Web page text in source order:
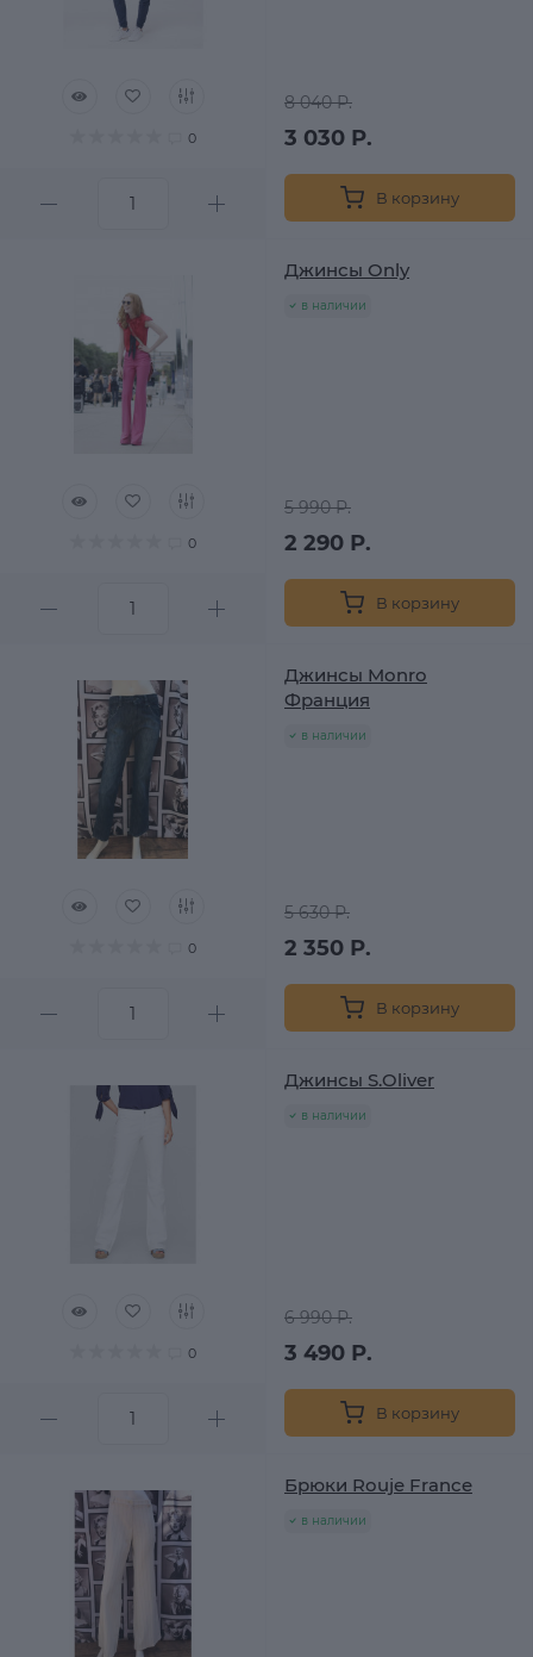
0
8 040 Р.
3 030 Р.
В корзину
0
Джинсы Only
в наличии
5 990 Р.
2 290 Р.
В корзину
0
Джинсы Monro
Франция
в наличии
5 630 Р.
2 350 Р.
В корзину
0
Джинсы S.Oliver
в наличии
6 990 Р.
3 490 Р.
В корзину
Брюки Rouje France
в наличии